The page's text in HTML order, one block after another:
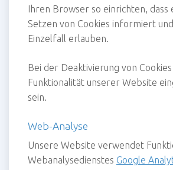
Ihren Browser so einrichten, dass
Setzen von Cookies informiert
Einzelfall erlauben.
Bei der Deaktivierung von
Funktionalität unserer Website
sein.
Web-Analyse
Unsere Website verwendet
Webanalysedienstes Google